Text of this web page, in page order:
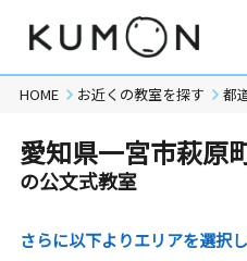
HOME お近くの教室を探す 都
愛知県一宮市萩原
の公文式教室
さらに以下よりエリアを選択